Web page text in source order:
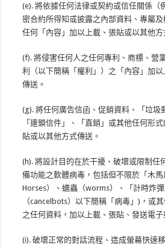
(e). 將依據任何法律或契約或信任關係（
密合約所得知或披露之內部資料、專屬
任何「內容」加以上載、張貼或以其他方
(f). 將侵害任何人之任何專利、商標、營
利（以下簡稱「權利」）之「內容」加
傳送。
(g). 將任何廣告信函、促銷資料、「垃圾
「連鎖信件」、「直銷」或其他任何形
貼或以其他方式傳送。
(h). 將設計目的在於干擾、破壞或限制任
備功能之軟體病毒，包括但不限於「木
Horses）、蠕蟲（worms）、「計時炸
（cancelbots）以下簡稱「病毒」)，或
之任何資料，加以上載、張貼、發送電
(i). 破壞正常的對話流程、造成螢幕快速